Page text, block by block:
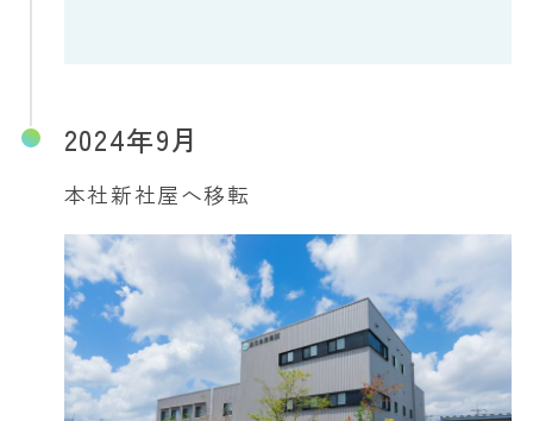
2024年9月
本社新社屋へ移転